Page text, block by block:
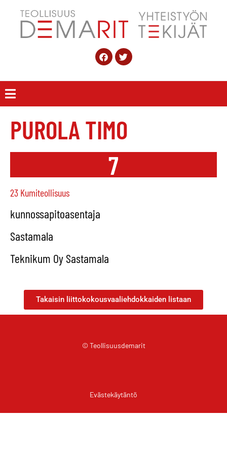
PUROLA TIMO
7
23 Kumiteollisuus
kunnossapitoasentaja
Sastamala
Teknikum Oy Sastamala
Takaisin liittokokousvaaliehdokkaiden listaan
© Teollisuusdemarit
Evästekäytäntö